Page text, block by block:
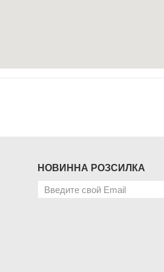
НОВИННА РОЗСИЛКА